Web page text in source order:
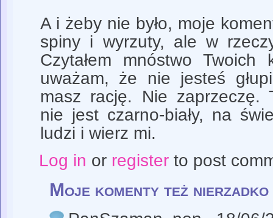
A i żeby nie było, moje
spiny i wyrzuty, ale w
Czytałem mnóstwo Twoich
uważam, że nie jesteś
masz rację. Nie zaprzeczę.
nie jest czarno-biały, na
ludzi i wierz mi.
Log in or registerto post
Moje komenty też nierzadko